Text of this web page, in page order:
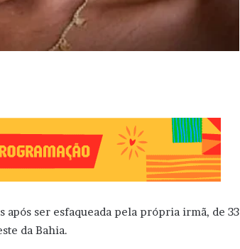
após ser esfaqueada pela própria irmã, de 33
da Bahia.